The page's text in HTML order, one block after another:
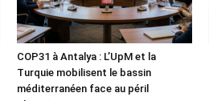
COP31 à Antalya : L’UpM et la
Turquie mobilisent le bassin
méditerranéen face au péril